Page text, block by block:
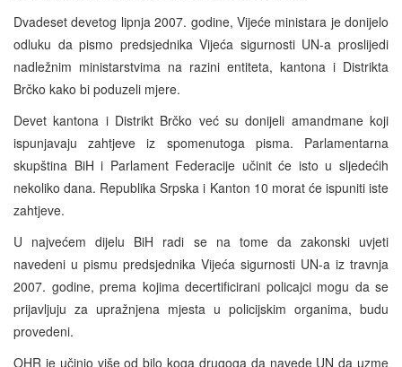
Dvadeset devetog lipnja 2007. godine, Vijeće ministara je donijelo
odluku da pismo predsjednika Vijeća sigurnosti UN-a proslijedi
nadležnim ministarstvima na razini entiteta, kantona i Distrikta
Brčko kako bi poduzeli mjere.
Devet kantona i Distrikt Brčko već su donijeli amandmane koji
ispunjavaju zahtjeve iz spomenutoga pisma. Parlamentarna
skupština BiH i Parlament Federacije učinit će isto u sljedećih
nekoliko dana. Republika Srpska i Kanton 10 morat će ispuniti iste
zahtjeve.
U najvećem dijelu BiH radi se na tome da zakonski uvjeti
navedeni u pismu predsjednika Vijeća sigurnosti UN-a iz travnja
2007. godine, prema kojima decertificirani policajci mogu da se
prijavljuju za upražnjena mjesta u policijskim organima, budu
provedeni.
OHR je učinio više od bilo koga drugoga da navede UN da uzme